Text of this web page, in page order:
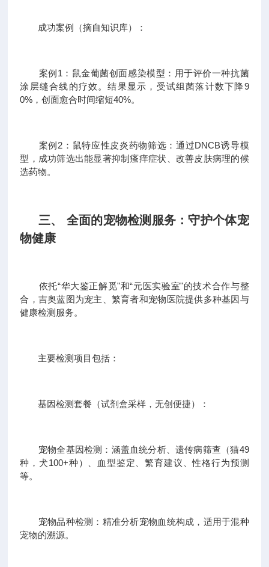
成功案例（摘自知识库）：
案例1：鼠金葡菌创面感染模型：用于评价一种抗菌
涂层缝合线的疗效。结果显示，受试组菌落计数下降9
0%，创面愈合时间缩短40%。
案例2：鼠特应性皮炎药物筛选：通过DNCB诱导模
型，成功筛选出能显著抑制瘙痒症状、改善皮肤病理的候
选药物。
三、 全面的宠物检测服务：守护个体宠
物健康
依托“华大鉴正解觅"和“元医实验室"的技术合作与整
合，吉奥蓝图为宠主、繁育者和宠物医院提供多种基因与
健康检测服务。
主要检测项目包括：
基因检测套餐（试剂盒采样，无创便捷）：
宠物全基因检测：涵盖血统分析、遗传病筛查（猫49
种，犬100+种）、血型鉴定、繁育建议、性格行为预测
等。
宠物品种检测：精准分析宠物血统构成，适用于混种
宠物的溯源。